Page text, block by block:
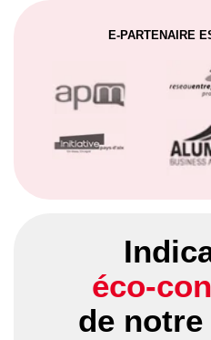
E-PARTENAIRE
éco-
de